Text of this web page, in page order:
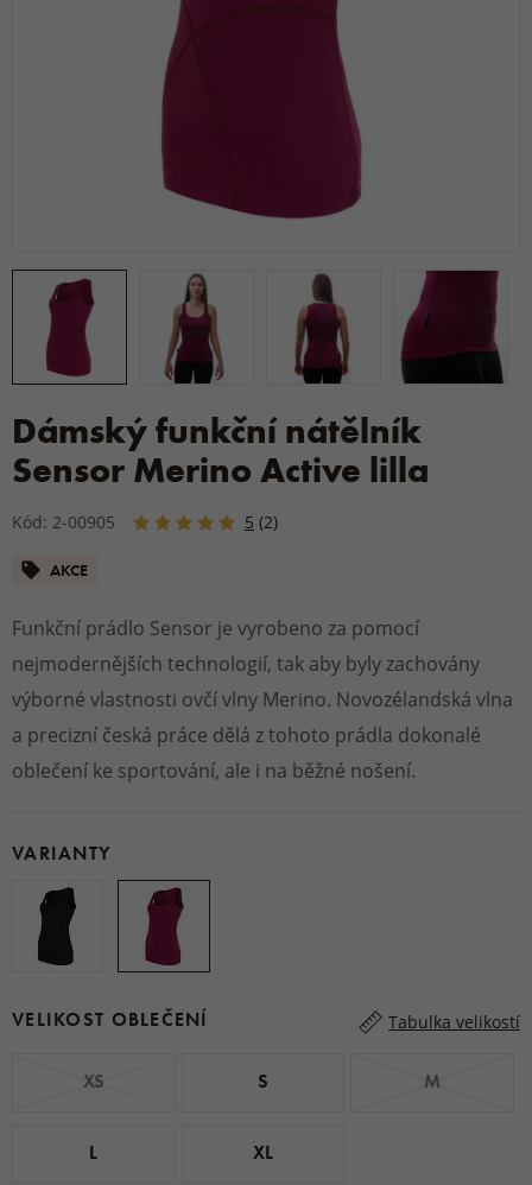
Dámský funkční nátělník
Sensor Merino Active lilla
Kód: 2-00905 5 (2)
AKCE
Funkční prádlo Sensor je vyrobeno za pomocí
nejmodernějších technologií, tak aby byly zachovány
výborné vlastnosti ovčí vlny Merino. Novozélandská vlna
a precizní česká práce dělá z tohoto prádla dokonalé
oblečení ke sportování, ale i na běžné nošení.
VARIANTY
VELIKOST OBLEČENÍ Tabulka velikostí
XS S M
L XL